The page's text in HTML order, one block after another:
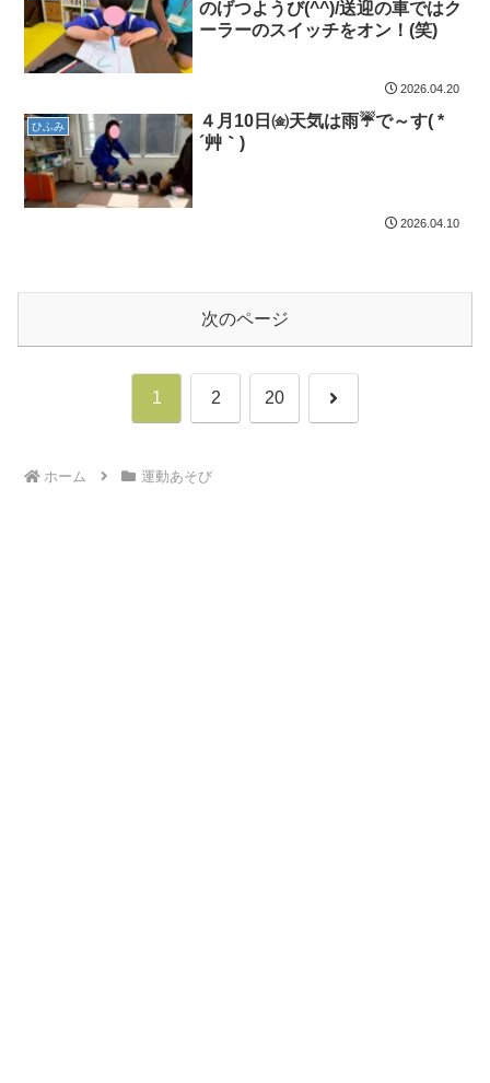
のげつようび(^^)/送迎の車ではク
ーラーのスイッチをオン！(笑)
2026.04.20
ひふみ
４月10日㈮天気は雨☔で～す( *
´艸｀)
2026.04.10
次のページ
1 2 20 次
ホーム 運動あそび